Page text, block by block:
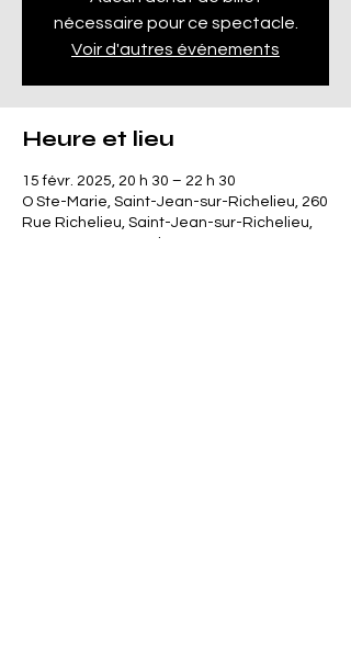
nécessaire pour ce spectacle.
Voir d'autres événements
Heure et lieu
15 févr. 2025, 20 h 30 – 22 h 30
O Ste-Marie, Saint-Jean-sur-Richelieu, 260
Rue Richelieu, Saint-Jean-sur-Richelieu,